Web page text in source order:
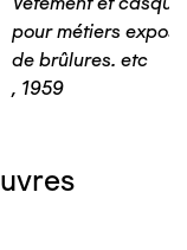
pour métiers
de brûlures. etc
, 1959